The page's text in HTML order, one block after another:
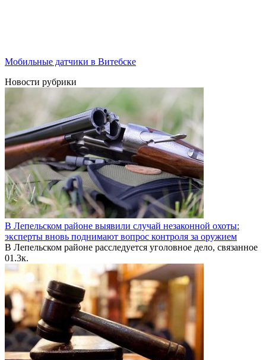
Мобильные датчики в Витебске
Новости рубрики
В Лепельском районе выявили случай незаконной охоты:
эксперты вновь поднимают вопрос контроля за оружием
В Лепельском районе расследуется уголовное дело, связанное
01.3к.